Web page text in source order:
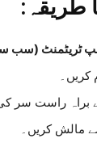
طریقہ:
کریں۔
براہ راست سر کی